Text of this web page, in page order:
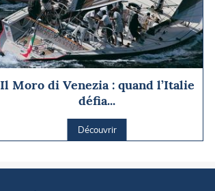
Il Moro di Venezia : quand l’Italie
défia...
Découvrir